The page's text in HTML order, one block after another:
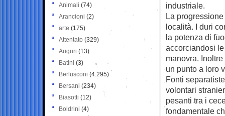
industriale.
La
località. I duri
la potenza di
accorciandosi
manovra.
un punto a loro
Fonti
volontari
pesanti tra i
fondamentale
Animali (74)
Arancioni (2)
arte (175)
Attentato (329)
Auguri (13)
Batini (3)
Berlusconi (4.295)
Bersani (234)
Biasotti (12)
Boldrini (4)